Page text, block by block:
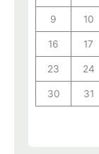
9 10
16 17
23 24
30 31